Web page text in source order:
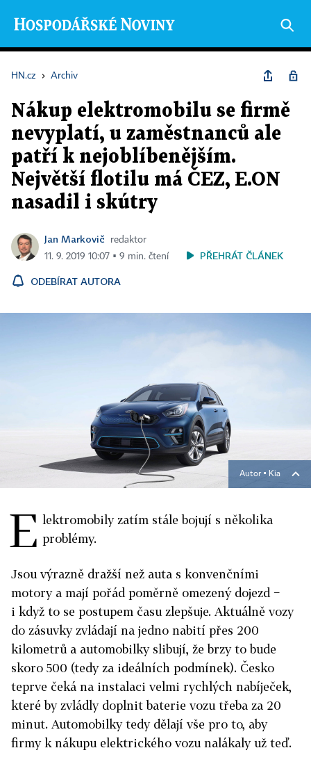
HN.cz › Archiv
Nákup elektromobilu se firmě
nevyplatí, u zaměstnanců ale
patří k nejoblíbenějším.
Největší flotilu má ČEZ, E.ON
nasadil i skútry
Jan Markovič
redaktor
11. 9. 2019 10:07 ▪ 9 min. čtení
PŘEHRÁT ČLÁNEK
ODEBÍRAT AUTORA
Autor ▪ Kia
E lektromobily zatím stále bojují s několika
problémy.
Jsou výrazně dražší než auta s konvenčními
motory a mají pořád poměrně omezený dojezd −
i když to se postupem času zlepšuje. Aktuálně vozy
do zásuvky zvládají na jedno nabití přes 200
kilometrů a automobilky slibují, že brzy to bude
skoro 500 (tedy za ideálních podmínek). Česko
teprve čeká na instalaci velmi rychlých nabíječek,
které by zvládly doplnit baterie vozu třeba za 20
minut. Automobilky tedy dělají vše pro to, aby
firmy k nákupu elektrického vozu nalákaly už teď.